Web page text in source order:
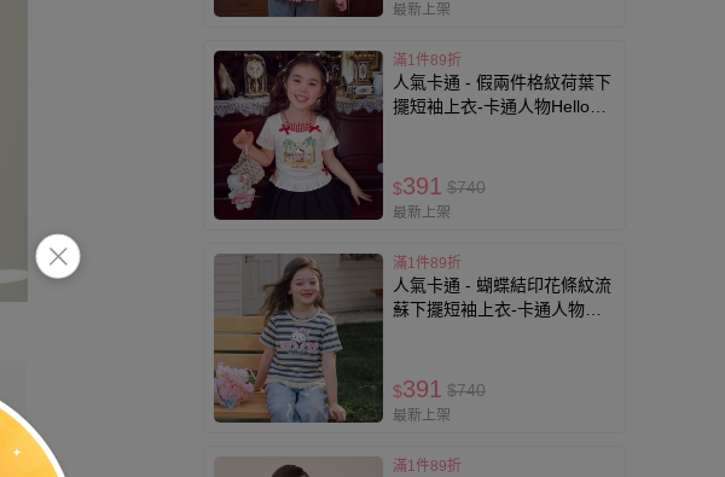
最新上架
滿1件89折
人氣卡通 - 假兩件格紋荷葉下
擺短袖上衣-卡通人物Hello
$391 $740
最新上架
滿1件89折
人氣卡通 - 蝴蝶結印花條紋流
蘇下擺短袖上衣-卡通人物
$391 $740
最新上架
滿1件89折